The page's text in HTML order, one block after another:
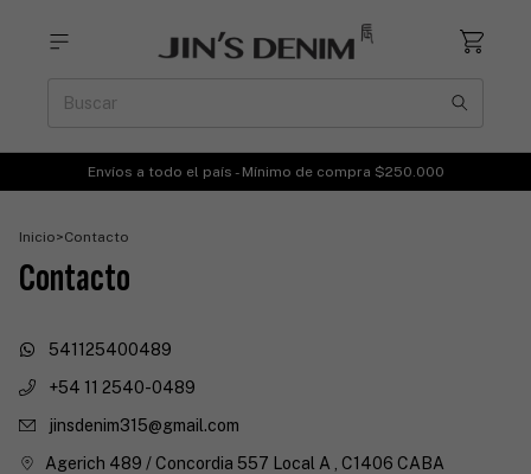
Envíos a todo el país - Mínimo de compra $250.000
Inicio>Contacto
Contacto
541125400489
+54 11 2540-0489
jinsdenim315@gmail.com
Agerich 489 / Concordia 557 Local A , C1406 CABA